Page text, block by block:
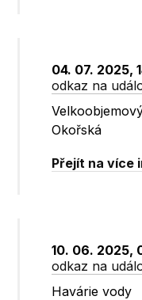
04. 07. 2025,
odkaz na
Okořská
Přejít na více
10. 06. 2025,
odkaz na
Havárie vody